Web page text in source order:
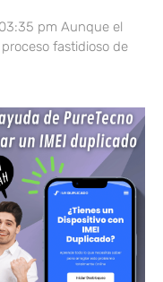
pm Aunque el
fastidioso de